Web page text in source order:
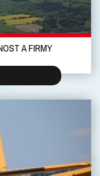
A FIRMY